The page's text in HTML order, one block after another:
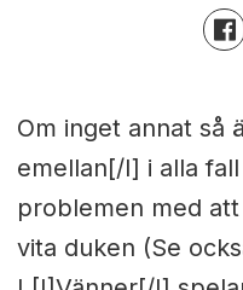
Om inget annat så
emellan[/I] i alla
problemen med
vita duken (Se